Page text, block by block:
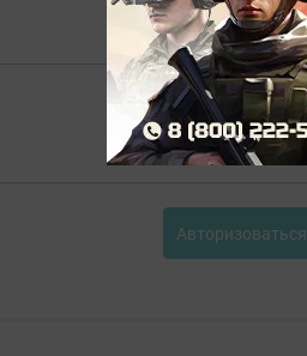
Авторизоваться